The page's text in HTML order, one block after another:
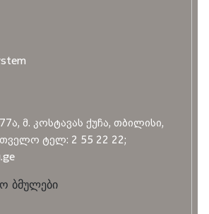
მ. კოსტავას ქუჩა, თბილისი,
ტელ: 2 55 22 22;
ბმულები